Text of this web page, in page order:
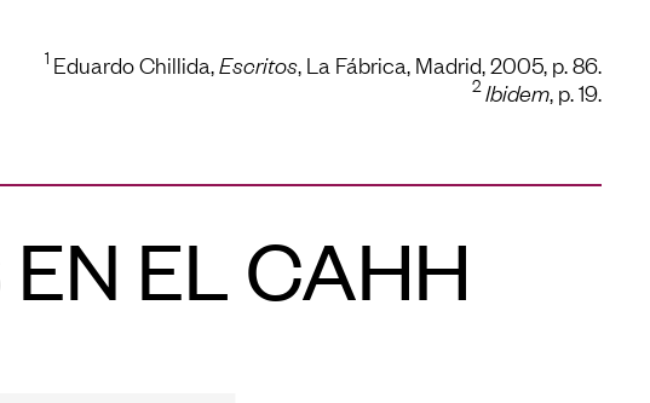
1 Eduardo Chillida,Escritos, La Fábrica, Madrid, 2005, p. 86.
2Ibidem, p. 19.
EL CAHH